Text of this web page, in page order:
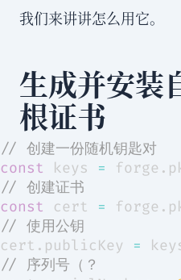
我们来讲讲怎么用它。
生成并安装
根证书
// 创建一份随机钥匙对
const keys = forge .
// 创建证书
const cert = forge .
// 使用公钥
cert . publicKey =
// 序列号（？